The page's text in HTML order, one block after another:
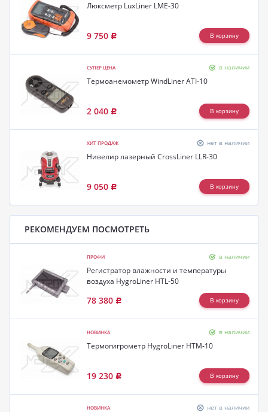
Люксметр LuxLiner LME-30
9 750 Р
СУПЕР ЦЕНА в наличии
Термоанемометр WindLiner ATI-10
2 040 Р
ХИТ ПРОДАЖ нет в наличии
Нивелир лазерный CrossLiner LLR-30
9 050 Р
РЕКОМЕНДУЕМ ПОСМОТРЕТЬ
ПРОФИ в наличии
Регистратор влажности и температуры
воздуха HygroLiner HTL-50
78 380 Р
НОВИНКА в наличии
Термогигрометр HygroLiner HTM-10
19 230 Р
НОВИНКА нет в наличии